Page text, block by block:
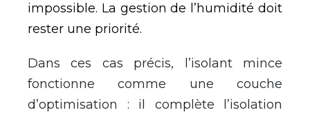
impossible. La gestion de l’humidité doit
rester une priorité.
Dans ces cas précis, l’isolant mince
fonctionne comme une couche
d’optimisation : il complète l’isolation